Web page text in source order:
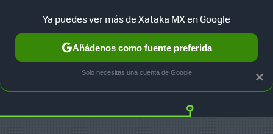
TESLA UBER AUTO ELECTRICO Twitter
×
Ya puedes ver más de Xataka MX en Google
Añádenos como fuente preferida
Solo necesitas una cuenta de Google